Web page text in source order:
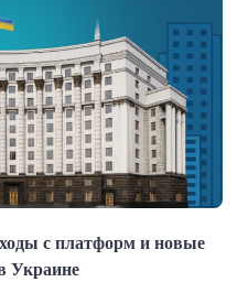
с платформ и новые
Украине